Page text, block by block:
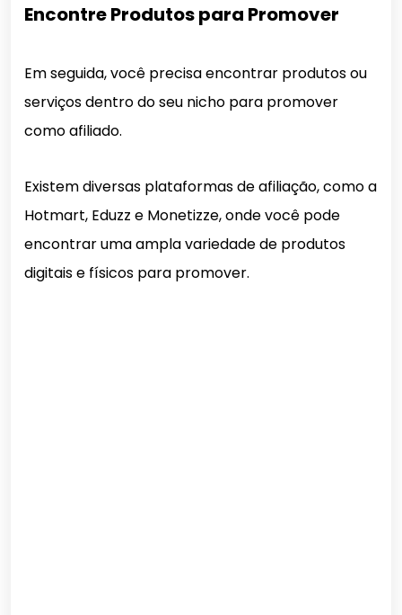
Encontre Produtos para Promover
Em seguida, você precisa encontrar produtos ou
serviços dentro do seu nicho para promover
como afiliado.
Existem diversas plataformas de afiliação, como a
Hotmart, Eduzz e Monetizze, onde você pode
encontrar uma ampla variedade de produtos
digitais e físicos para promover.